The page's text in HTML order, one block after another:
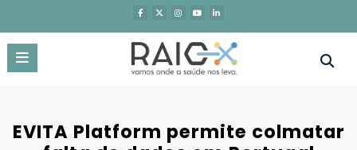
o
conteúdo
EVITA Platform permite colmatar